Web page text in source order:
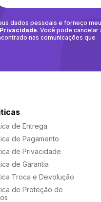
dados pessoais e forneço meu
. Você pode cancelar
nas comunicações que
de Entrega
de Pagamento
de Privacidade
de Garantia
Troca e Devolução
de Proteção de